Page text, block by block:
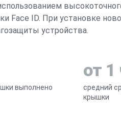
Face ID. При установке
устройства.
выполнено
от 1
средний
крышки